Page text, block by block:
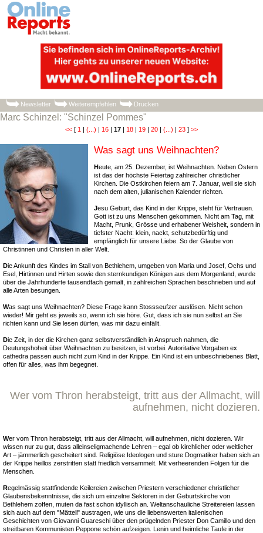
Newsletter Weiterempfehlen Drucken
Marc Schinzel: "Schinzel Pommes"
<< [ 1 | (...) | 16 | 17 | 18 | 19 | 20 | (...) | 23 ] >>
Was sagt uns Weihnachten?
Heute, am 25. Dezember, ist Weihnachten. Neben Ostern
ist das der höchste Feiertag zahlreicher christlicher
Kirchen. Die Ostkirchen feiern am 7. Januar, weil sie sich
nach dem alten, julianischen Kalender richten.
Jesu Geburt, das Kind in der Krippe, steht für Vertrauen.
Gott ist zu uns Menschen gekommen. Nicht am Tag, mit
Macht, Prunk, Grösse und erhabener Weisheit, sondern in
tiefster Nacht: klein, nackt, schutzbedürftig und
empfänglich für unsere Liebe. So der Glaube von
Christinnen und Christen in aller Welt.
Die Ankunft des Kindes im Stall von Bethlehem, umgeben von Maria und Josef, Ochs und
Esel, Hirtinnen und Hirten sowie den sternkundigen Königen aus dem Morgenland, wurde
über die Jahrhunderte tausendfach gemalt, in zahlreichen Sprachen beschrieben und auf
alle Arten besungen.
Was sagt uns Weihnachten? Diese Frage kann Stossseufzer auslösen. Nicht schon
wieder! Mir geht es jeweils so, wenn ich sie höre. Gut, dass ich sie nun selbst an Sie
richten kann und Sie lesen dürfen, was mir dazu einfällt.
Die Zeit, in der die Kirchen ganz selbstverständlich in Anspruch nahmen, die
Deutungshoheit über Weihnachten zu besitzen, ist vorbei. Autoritative Vorgaben ex
cathedra passen auch nicht zum Kind in der Krippe. Ein Kind ist ein unbeschriebenes Blatt,
offen für alles, was ihm begegnet.
Wer vom Thron herabsteigt, tritt aus der Allmacht, will
aufnehmen, nicht dozieren.
Wer vom Thron herabsteigt, tritt aus der Allmacht, will aufnehmen, nicht dozieren. Wir
wissen nur zu gut, dass alleinseligmachende Lehren – egal ob kirchlicher oder weltlicher
Art – jämmerlich gescheitert sind. Religiöse Ideologen und sture Dogmatiker haben sich an
der Krippe heillos zerstritten statt friedlich versammelt. Mit verheerenden Folgen für die
Menschen.
Regelmässig stattfindende Keilereien zwischen Priestern verschiedener christlicher
Glaubensbekenntnisse, die sich um einzelne Sektoren in der Geburtskirche von
Bethlehem zoffen, muten da fast schon idyllisch an. Weltanschauliche Streitereien lassen
sich auch auf dem "Mätteli" austragen, wie uns die liebenswerten italienischen
Geschichten von Giovanni Guareschi über den prügelnden Priester Don Camillo und den
streitbaren Kommunisten Peppone schön aufzeigen. Lenin und heimliche Taufe in der